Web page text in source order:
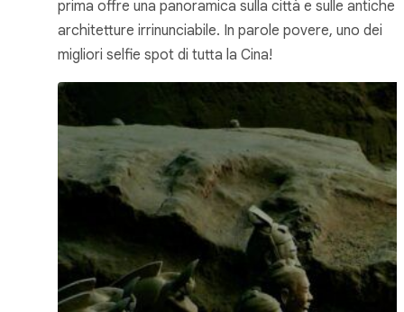
prima offre una panoramica sulla città e sulle antiche
architetture irrinunciabile. In parole povere, uno dei
migliori selfie spot di tutta la Cina!